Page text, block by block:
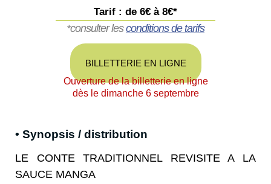
Tarif : de 6€ à 8€*
*consulter lesconditions de tarifs
BILLETTERIE EN LIGNE
Ouverture de la billetterie en ligne
dès le dimanche 6 septembre
• Synopsis / distribution
LE CONTE TRADITIONNEL REVISITE A LA
SAUCE MANGA